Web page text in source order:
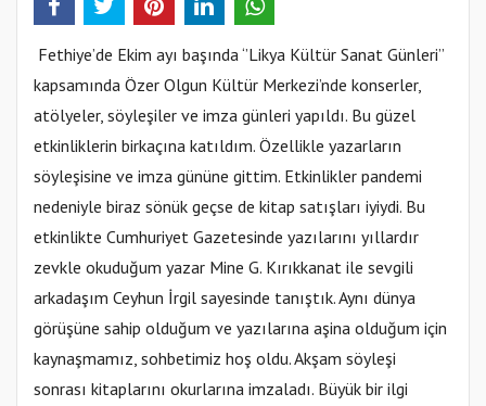
Fethiye’de Ekim ayı başında ‘’Likya Kültür Sanat Günleri’’
kapsamında Özer Olgun Kültür Merkezi’nde konserler,
atölyeler, söyleşiler ve imza günleri yapıldı. Bu güzel
etkinliklerin birkaçına katıldım. Özellikle yazarların
söyleşisine ve imza gününe gittim. Etkinlikler pandemi
nedeniyle biraz sönük geçse de kitap satışları iyiydi. Bu
etkinlikte Cumhuriyet Gazetesinde yazılarını yıllardır
zevkle okuduğum yazar Mine G. Kırıkkanat ile sevgili
arkadaşım Ceyhun İrgil sayesinde tanıştık. Aynı dünya
görüşüne sahip olduğum ve yazılarına aşina olduğum için
kaynaşmamız, sohbetimiz hoş oldu. Akşam söyleşi
sonrası kitaplarını okurlarına imzaladı. Büyük bir ilgi